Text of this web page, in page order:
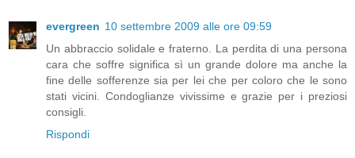
evergreen 10 settembre 2009 alle ore 09:59
Un abbraccio solidale e fraterno. La perdita di una persona
cara che soffre significa sì un grande dolore ma anche la
fine delle sofferenze sia per lei che per coloro che le sono
stati vicini. Condoglianze vivissime e grazie per i preziosi
consigli.
Rispondi